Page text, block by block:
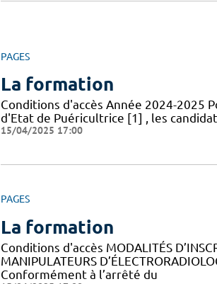
PAGES
La formation
Conditions d'accès Année 2024-2025
d'Etat de Puéricultrice [1] , les
15/04/2025 17:00
PAGES
La formation
Conditions d'accès MODALITÉS
MANIPULATEURS
Conformément à l’arrêté du